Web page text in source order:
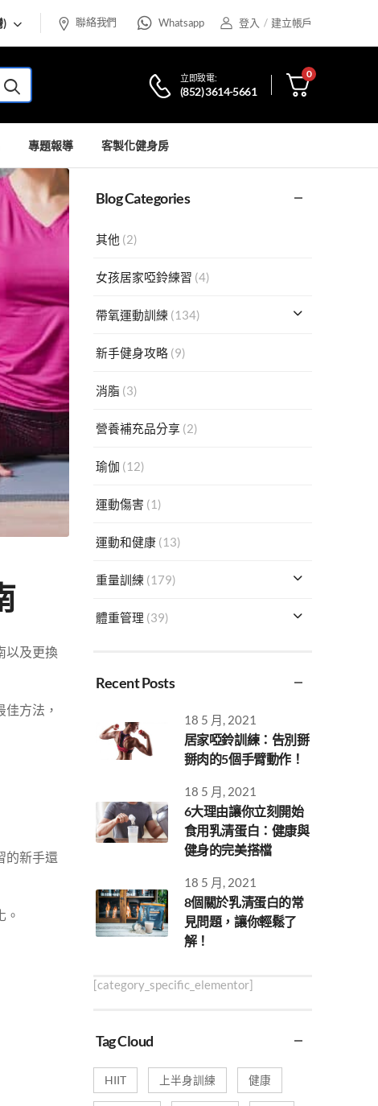
) 聯絡我們 Whatsapp 登入 / 建立帳戶
立即致電:
(852) 3614-5661
0
專題報導 客製化健身房
以及更換
方法，
的新手還
Blog Categories
其他 (2)
女孩居家啞鈴練習 (4)
帶氧運動訓練 (134)
新手健身攻略(9)
消脂 (3)
營養補充品分享 (2)
瑜伽 (12)
運動傷害 (1)
運動和健康(13)
重量訓練 (179)
體重管理 (39)
Recent Posts
18 5 月, 2021
居家啞鈴訓練：告別掰
掰肉的5個手臂動作！
18 5 月, 2021
6大理由讓你立刻開始
食用乳清蛋白：健康與
健身的完美搭檔
18 5 月, 2021
8個關於乳清蛋白的常
見問題，讓你輕鬆了
解！
[category_specific_elementor]
Tag Cloud
HIIT 上半身訓練 健康